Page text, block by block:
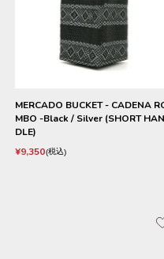
MERCADO BUCKET - CADENA
MBO -Black / Silver (SHORT HAN
DLE)
¥9,350 税込